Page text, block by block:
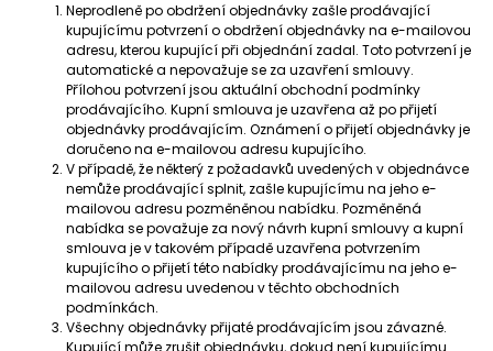
Neprodleně po obdržení objednávky zašle prodávající
kupujícímu potvrzení o obdržení objednávky na e-mailovou
adresu, kterou kupující při objednání zadal. Toto potvrzení je
automatické a nepovažuje se za uzavření smlouvy.
Přílohou potvrzení jsou aktuální obchodní podmínky
prodávajícího. Kupní smlouva je uzavřena až po přijetí
objednávky prodávajícím. Oznámení o přijetí objednávky je
doručeno na e-mailovou adresu kupujícího.
V případě, že některý z požadavků uvedených v objednávce
nemůže prodávající splnit, zašle kupujícímu na jeho e-
mailovou adresu pozměněnou nabídku. Pozměněná
nabídka se považuje za nový návrh kupní smlouvy a kupní
smlouva je v takovém případě uzavřena potvrzením
kupujícího o přijetí této nabídky prodávajícímu na jeho e-
mailovou adresu uvedenou v těchto obchodních
podmínkách.
Všechny objednávky přijaté prodávajícím jsou závazné.